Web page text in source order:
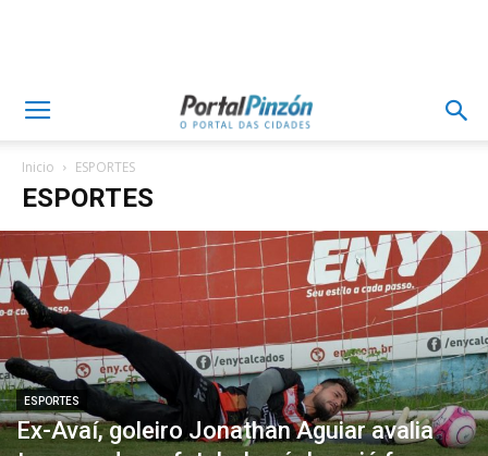
Inicio ESPORTES
ESPORTES
ESPORTES
Ex-Avaí, goleiro Jonathan Aguiar avalia